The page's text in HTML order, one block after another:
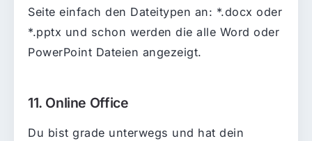
Seite einfach den Dateitypen an: *.docx oder
*.pptx und schon werden die alle Word oder
PowerPoint Dateien angezeigt.
11. Online Office
Du bist grade unterwegs und hat dein